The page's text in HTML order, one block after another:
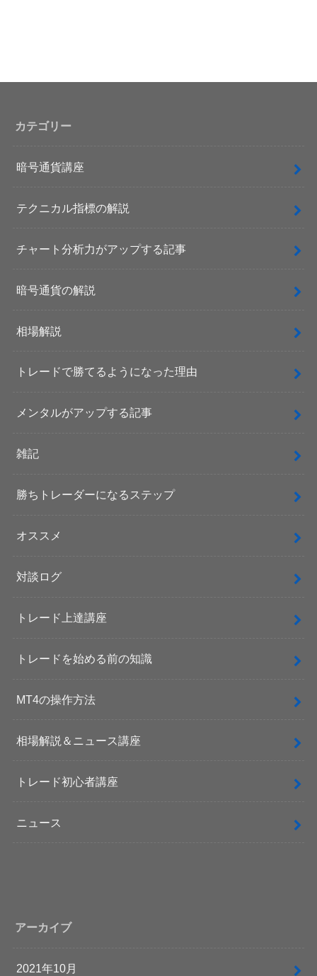
カテゴリー
暗号通貨講座
テクニカル指標の解説
チャート分析力がアップする記事
暗号通貨の解説
相場解説
トレードで勝てるようになった理由
メンタルがアップする記事
雑記
勝ちトレーダーになるステップ
オススメ
対談ログ
トレード上達講座
トレードを始める前の知識
MT4の操作方法
相場解説＆ニュース講座
トレード初心者講座
ニュース
アーカイブ
2021年10月